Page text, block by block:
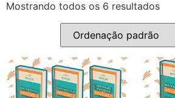
Mostrando todos os 6 resultados